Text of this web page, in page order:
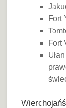
Fort
Fort